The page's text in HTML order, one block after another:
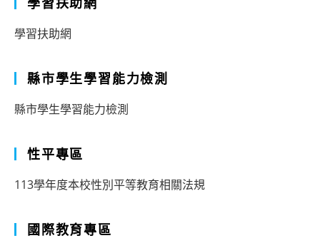
學習扶助網
縣市學生學習能力檢測
縣市學生學習能力檢測
性平專區
113學年度本校性別平等教育相關法規
國際教育專區